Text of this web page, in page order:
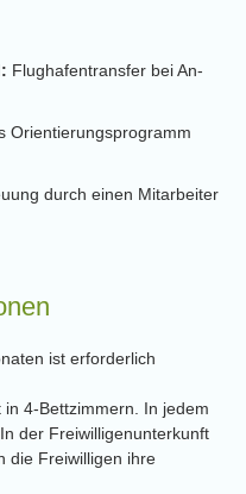
Flughafentransfer bei An-
Orientierungsprogramm
durch einen Mitarbeiter
ist erforderlich
4-Bettzimmern. In jedem
der Freiwilligenunterkunft
die Freiwilligen ihre